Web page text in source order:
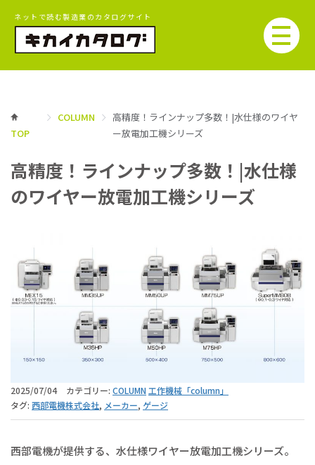
ネットで読む製造業のカタログサイト
TOP
COLUMN
高精度！ラインナップ多数！|水仕様のワイヤ
ー放電加工機シリーズ
高精度！ラインナップ多数！|水仕様
のワイヤー放電加工機シリーズ
2025/07/04 カテゴリー: COLUMN 工作機械「column」
タグ: 西部電機株式会社, メーカー, ゲージ
西部電機が提供する、水仕様ワイヤー放電加工機シリーズ。